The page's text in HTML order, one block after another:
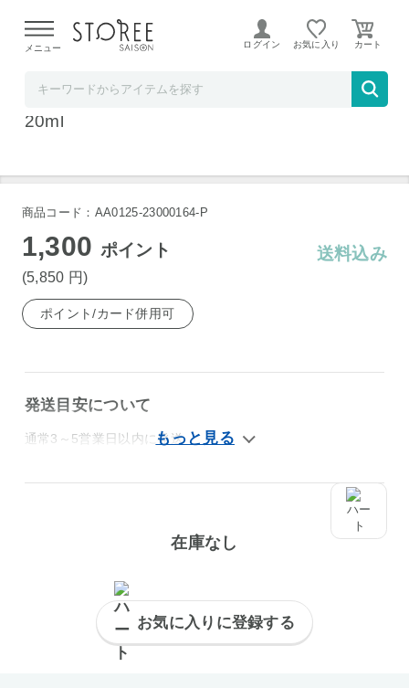
よる配送遅延が発生しております。
メニュー ログイン お気に入り
AKAYANE クラフトジン ジュニパーベリー 7
20ml
商品コード：AA0125-23000164-P
1,300 ポイント
(5,850 円)
送料込み
ポイント/カード併用可
発送目安について
通常3～5営業日以内に発送
在庫なし
お気に入りに登録する